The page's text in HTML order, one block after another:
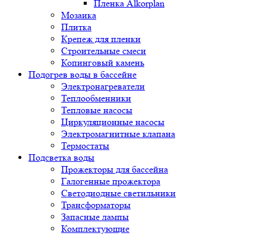
Пленка Alkorplan
Мозаика
Плитка
Крепеж для пленки
Строительные смеси
Копинговый камень
Подогрев воды в бассейне
Электронагреватели
Теплообменники
Тепловые насосы
Циркуляционные насосы
Электромагнитные клапана
Термостаты
Подсветка воды
Прожекторы для бассейна
Галогенные прожектора
Светодиодные светильники
Трансформаторы
Запасные лампы
Комплектующие